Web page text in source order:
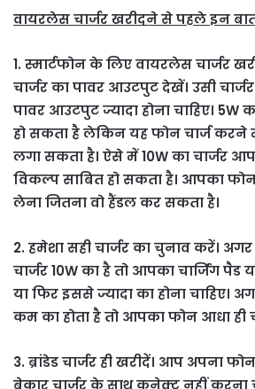
वायरलेस चार्जर खरीदने से पहले इन
1. स्मार्टफोन के लिए वायरलेस चार्जर
चार्जर का पावर आउटपुट देखें। उसी
पावर आउटपुट ज्यादा होना चाहिए। 5W
हो सकता है लेकिन यह फोन चार्ज
लगा सकता है। ऐसे में 10W का चार्जर
विकल्प साबित हो सकता है। आपका फोन
लेना जितना वो हैंडल कर सकता है।
2. हमेशा सही चार्जर का चुनाव करें।
चार्जर 10W का है तो आपका चार्जिंग पैड
या फिर इससे ज्यादा का होना चाहिए।
कम का होता है तो आपका फोन आधा ही
3. ब्रांडेड चार्जर ही खरीदें। आप अपना